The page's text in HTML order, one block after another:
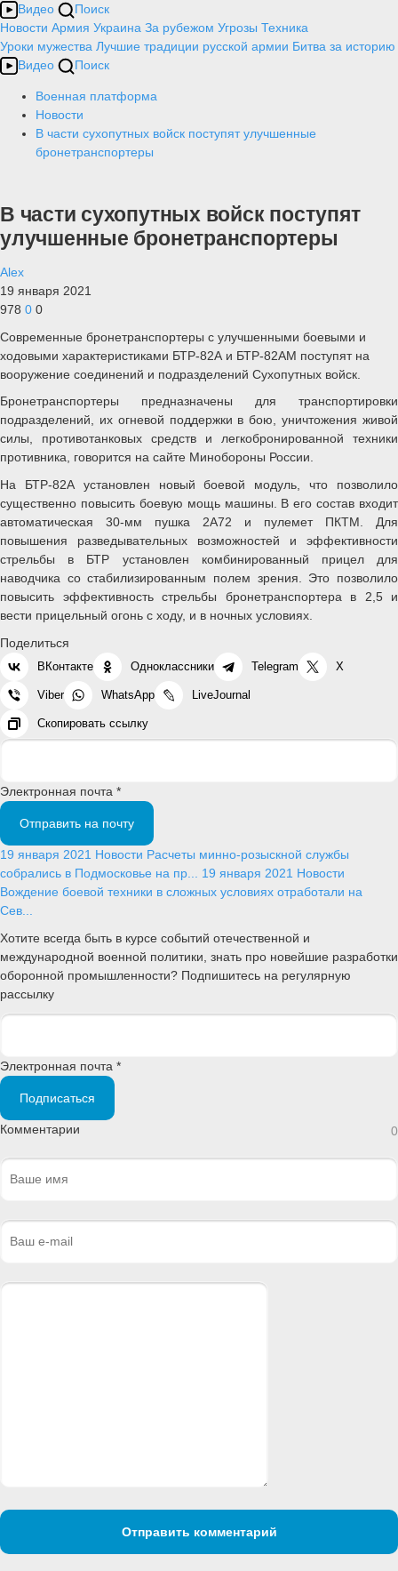
Видео
Поиск
Новости Армия Украина За рубежом Угрозы Техника
Уроки мужества Лучшие традиции русской армии Битва за историю
Видео
Поиск
Военная платформа
Новости
В части сухопутных войск поступят улучшенные
бронетранспортеры
В части сухопутных войск поступят
улучшенные бронетранспортеры
Alex
19 января 2021
978 0 0
Современные бронетранспортеры с улучшенными боевыми и
ходовыми характеристиками БТР-82А и БТР-82АМ поступят на
вооружение соединений и подразделений Сухопутных войск.
Бронетранспортеры предназначены для транспортировки
подразделений, их огневой поддержки в бою, уничтожения живой
силы, противотанковых средств и легкобронированной техники
противника, говорится на сайте Минобороны России.
На БТР-82А установлен новый боевой модуль, что позволило
существенно повысить боевую мощь машины. В его состав входит
автоматическая 30-мм пушка 2A72 и пулемет ПКТМ. Для
повышения разведывательных возможностей и эффективности
стрельбы в БТР установлен комбинированный прицел для
наводчика со стабилизированным полем зрения. Это позволило
повысить эффективность стрельбы бронетранспортера в 2,5 и
вести прицельный огонь с ходу, и в ночных условиях.
Поделиться
ВКонтакте Одноклассники Telegram X
Viber WhatsApp LiveJournal
Скопировать ссылку
Электронная почта *
Отправить на почту
19 января 2021 Новости Расчеты минно-розыскной службы
собрались в Подмосковье на пр... 19 января 2021 Новости
Вождение боевой техники в сложных условиях отработали на
Сев...
Хотите всегда быть в курсе событий отечественной и
международной военной политики, знать про новейшие разработки
оборонной промышленности? Подпишитесь на регулярную
рассылку
Электронная почта *
Подписаться
Комментарии 0
Отправить комментарий